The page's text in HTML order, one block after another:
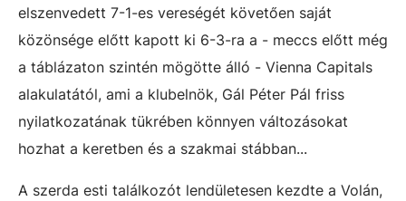
elszenvedett 7-1-es vereségét követően saját
közönsége előtt kapott ki 6-3-ra a - meccs előtt még
a táblázaton szintén mögötte álló - Vienna Capitals
alakulatától, ami a klubelnök, Gál Péter Pál friss
nyilatkozatának tükrében könnyen változásokat
hozhat a keretben és a szakmai stábban...
A szerda esti találkozót lendületesen kezdte a Volán,